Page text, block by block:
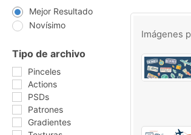
Mejor Resultado
Novísimo
Tipo de archivo
Pinceles
Actions
PSDs
Patrones
Gradientes
Imágenes